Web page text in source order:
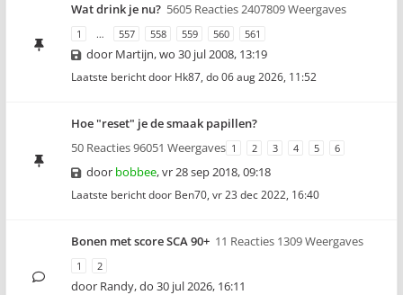
Wat drink je nu? 5605 Reacties 2407809 Weergaves
1 … 557 558 559 560 561
door Martijn,wo 30 jul 2008, 13:19
Laatste bericht door Hk87, do 06 aug 2026, 11:52
Hoe "reset" je de smaak papillen?
50 Reacties 96051 Weergaves 1 2 3 4 5 6
door bobbee,vr 28 sep 2018, 09:18
Laatste bericht door Ben70, vr 23 dec 2022, 16:40
Bonen met score SCA 90+ 11 Reacties 1309 Weergaves
1 2
door Randy,do 30 jul 2026, 16:11